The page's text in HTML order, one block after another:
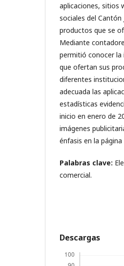
aplicaciones, sitios
sociales del
productos que se
Mediante
permitió conocer la
que ofertan sus
diferentes
adecuada las
estadísticas
inicio en enero de
imágenes
énfasis en la
Palabras clave:
comercial.
Descargas